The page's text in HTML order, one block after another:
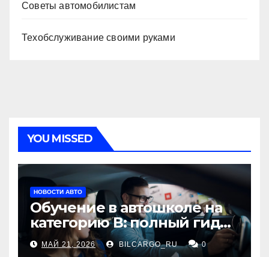
Советы автомобилистам
Техобслуживание своими руками
YOU MISSED
НОВОСТИ АВТО
Обучение в автошколе на
категорию В: полный гид
для будущих водителей
МАЙ 21, 2026 BILCARGO_RU 0